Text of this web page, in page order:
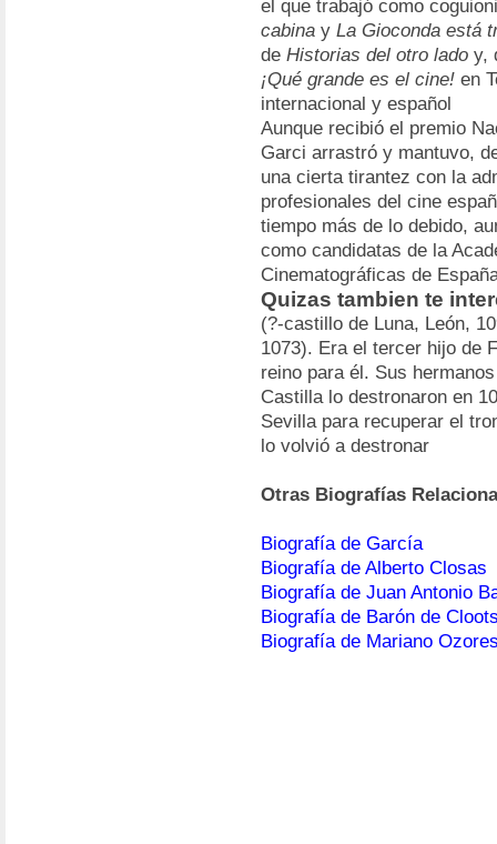
el que trabajó como
cabina y La Gioconda está
de Historias del otro lado y,
¡Qué grande es el cine! en
internacional y español
Aunque recibió el premio
Garci arrastró y mantuvo,
una cierta tirantez con la
profesionales del cine
tiempo más de lo debido,
como candidatas de la
Cinematográficas de
Quizas tambien te
(?-castillo de Luna, León,
1073). Era el tercer hijo de
reino para él. Sus
Castilla lo destronaron en
Sevilla para recuperar el
lo volvió a destronar
Otras Biografías
Biografía de García
Biografía de Alberto Closas
Biografía de Juan Antonio
Biografía de Barón de
Biografía de Mariano